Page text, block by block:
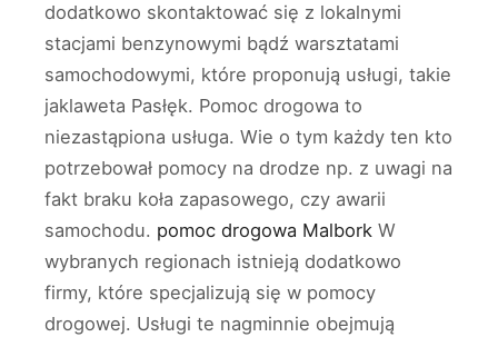
dodatkowo skontaktować się z lokalnymi
stacjami benzynowymi bądź warsztatami
samochodowymi, które proponują usługi, takie
jaklaweta Pasłęk. Pomoc drogowa to
niezastąpiona usługa. Wie o tym każdy ten kto
potrzebował pomocy na drodze np. z uwagi na
fakt braku koła zapasowego, czy awarii
samochodu. pomoc drogowa Malbork W
wybranych regionach istnieją dodatkowo
firmy, które specjalizują się w pomocy
drogowej. Usługi te nagminnie obejmują